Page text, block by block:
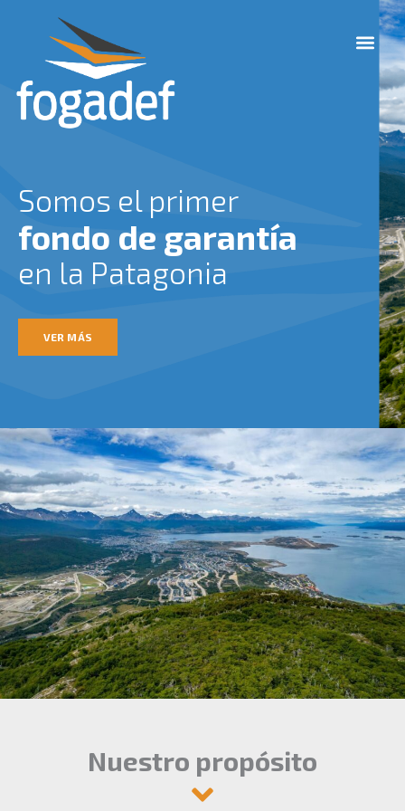
M
e
Somos el primer
fondo de garantía
en la Patagonia
VER MÁS
Nuestro propósito